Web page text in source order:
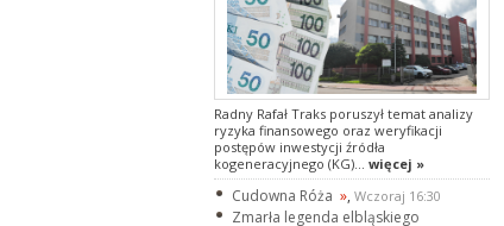
Radny Rafał Traks poruszył temat analizy
ryzyka finansowego oraz weryfikacji
postępów inwestycji źródła
kogeneracyjnego (KG)... więcej »
Cudowna Róża », Wczoraj 16:30
Zmarła legenda elbląskiego